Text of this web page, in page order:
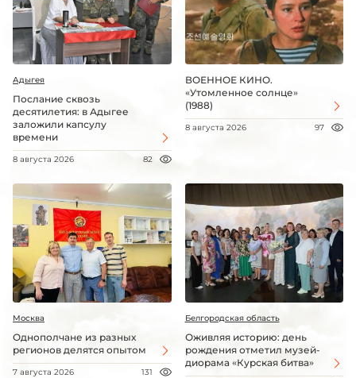
Адыгея
Послание сквозь
десятилетия: в Адыгее
заложили капсулу
времени
8 августа 2026 82
ВОЕННОЕ КИНО.
«Утомленное солнце»
(1988)
8 августа 2026 97
Москва
Однополчане из разных
регионов делятся опытом
7 августа 2026 131
Белгородская область
Оживляя историю: день
рождения отметил музей-
диорама «Курская битва»